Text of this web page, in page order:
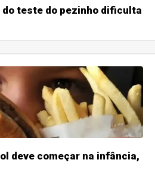
teste do pezinho dificulta
deve começar na infância,